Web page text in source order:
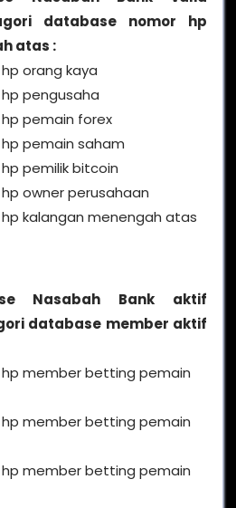
database nomor hp
atas :
orang kaya
pengusaha
pemain forex
pemain saham
pemilik bitcoin
owner perusahaan
kalangan menengah atas
Nasabah Bank aktif
database member aktif
member betting pemain
member betting pemain
member betting pemain